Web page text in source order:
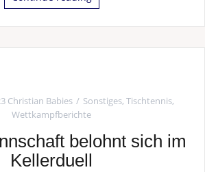
Christian Babies Sonstiges, Tischtennis,
Wettkampfberichte
belohnt sich im
Kellerduell